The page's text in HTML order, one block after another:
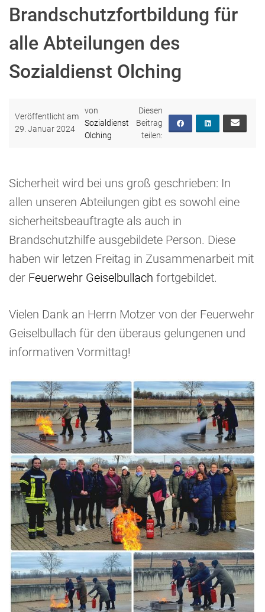
Brandschutzfortbildung für
alle Abteilungen des
Sozialdienst Olching
Veröffentlicht am
29. Januar 2024
von
Sozialdienst
Olching
Sicherheit wird bei uns groß geschrieben: In
allen unseren Abteilungen gibt es sowohl eine
sicherheitsbeauftragte als auch in
Brandschutzhilfe ausgebildete Person. Diese
haben wir letzen Freitag in Zusammenarbeit mit
der Feuerwehr Geiselbullach fortgebildet.
Vielen Dank an Herrn Motzer von der Feuerwehr
Geiselbullach für den überaus gelungenen und
informativen Vormittag!